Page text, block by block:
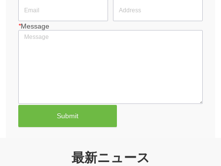
*Message
Submit
最新ニュース